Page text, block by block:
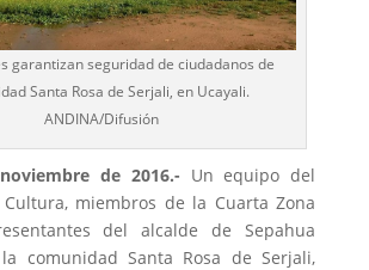
garantizan seguridad de ciudadanos de
Santa Rosa de Serjali, en Ucayali.
ANDINA/Difusión
de 2016.- Un equipo del
miembros de la Cuarta Zona
del alcalde de Sepahua
comunidad Santa Rosa de Serjali,